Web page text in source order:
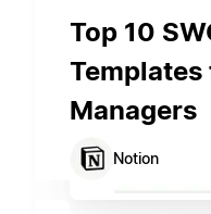
Top 10
Managers
Notion